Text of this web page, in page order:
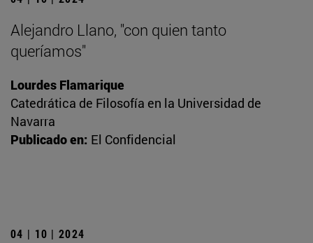
Alejandro Llano, "con quien tanto
queríamos"
Lourdes Flamarique
Catedrática de Filosofía en la Universidad de
Navarra
Publicado en: El Confidencial
04 | 10 | 2024